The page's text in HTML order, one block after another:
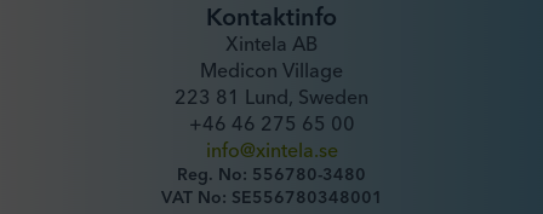
Kontaktinfo
Xintela AB
Medicon Village
223 81 Lund, Sweden
+46 46 275 65 00
info@xintela.se
Reg. No: 556780-3480
VAT No: SE556780348001